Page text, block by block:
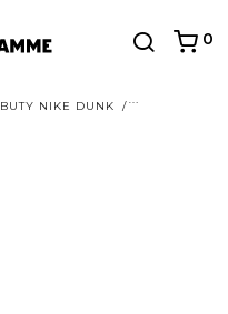
0
BUTY NIKE DUNK / BUTY NIKE